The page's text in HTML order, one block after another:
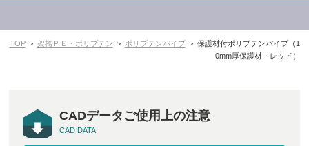
TOP＞ 架橋ＰＥ・ポリブテン ＞ ポリブテンパイプ＞ 保護材付ポリブテンパイプ（1
0mm厚保護材・レッド）
CADデータご使用上の注意
CAD DATA